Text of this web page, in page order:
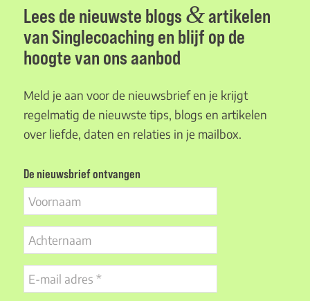
Lees de nieuwste blogs &artikelen
van Singlecoaching en blijf op de
hoogte van ons aanbod
Meld je aan voor de nieuwsbrief en je krijgt
regelmatig de nieuwste tips, blogs en artikelen
over liefde, daten en relaties in je mailbox.
De nieuwsbrief ontvangen
Voornaam
Achternaam
E-
mail